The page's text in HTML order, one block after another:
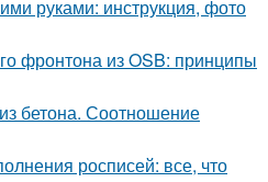
руками: инструкция, фото
фронтона из OSB: принципы
бетона. Соотношение
росписей: все, что